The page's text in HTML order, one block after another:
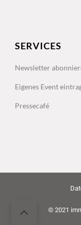
SERVICES
Newsletter
Eigenes Event
Pressecafé
© 2021